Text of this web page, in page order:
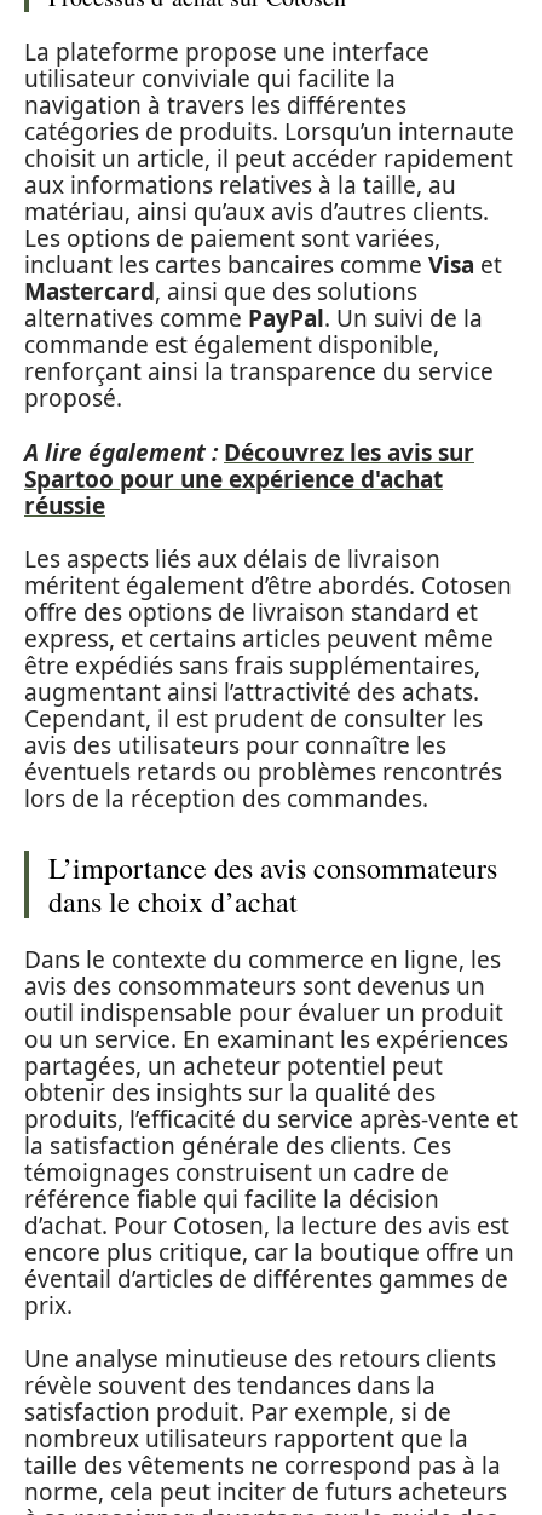
La plateforme propose une interface
utilisateur conviviale qui facilite la
navigation à travers les différentes
catégories de produits. Lorsqu’un internaute
choisit un article, il peut accéder rapidement
aux informations relatives à la taille, au
matériau, ainsi qu’aux avis d’autres clients.
Les options de paiement sont variées,
incluant les cartes bancaires comme Visa et
Mastercard, ainsi que des solutions
alternatives comme PayPal. Un suivi de la
commande est également disponible,
renforçant ainsi la transparence du service
proposé.
A lire également : Découvrez les avis sur
Spartoo pour une expérience d'achat
réussie
Les aspects liés aux délais de livraison
méritent également d’être abordés. Cotosen
offre des options de livraison standard et
express, et certains articles peuvent même
être expédiés sans frais supplémentaires,
augmentant ainsi l’attractivité des achats.
Cependant, il est prudent de consulter les
avis des utilisateurs pour connaître les
éventuels retards ou problèmes rencontrés
lors de la réception des commandes.
L’importance des avis consommateurs
dans le choix d’achat
Dans le contexte du commerce en ligne, les
avis des consommateurs sont devenus un
outil indispensable pour évaluer un produit
ou un service. En examinant les expériences
partagées, un acheteur potentiel peut
obtenir des insights sur la qualité des
produits, l’efficacité du service après-vente et
la satisfaction générale des clients. Ces
témoignages construisent un cadre de
référence fiable qui facilite la décision
d’achat. Pour Cotosen, la lecture des avis est
encore plus critique, car la boutique offre un
éventail d’articles de différentes gammes de
prix.
Une analyse minutieuse des retours clients
révèle souvent des tendances dans la
satisfaction produit. Par exemple, si de
nombreux utilisateurs rapportent que la
taille des vêtements ne correspond pas à la
norme, cela peut inciter de futurs acheteurs